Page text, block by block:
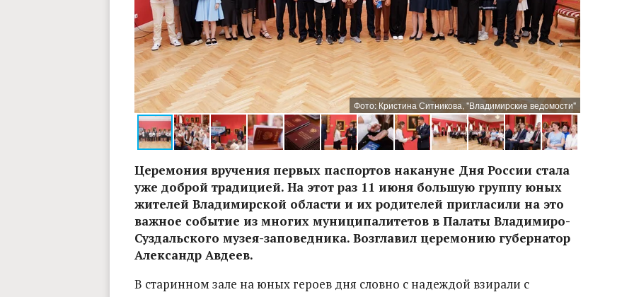
Фото: Кристина Ситникова, "Владимирские ведомости"
Церемония вручения первых паспортов накануне Дня России стала
уже доброй традицией. На этот раз 11 июня большую группу юных
жителей Владимирской области и их родителей пригласили на это
важное событие из многих муниципалитетов в Палаты Владимиро-
Суздальского музея-заповедника. Возглавил церемонию губернатор
Александр Авдеев.
В старинном зале на юных героев дня словно с надеждой взирали с